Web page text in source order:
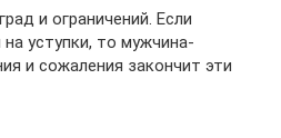
и ограничений. Если
уступки, то мужчина-
и сожаления закончит эти